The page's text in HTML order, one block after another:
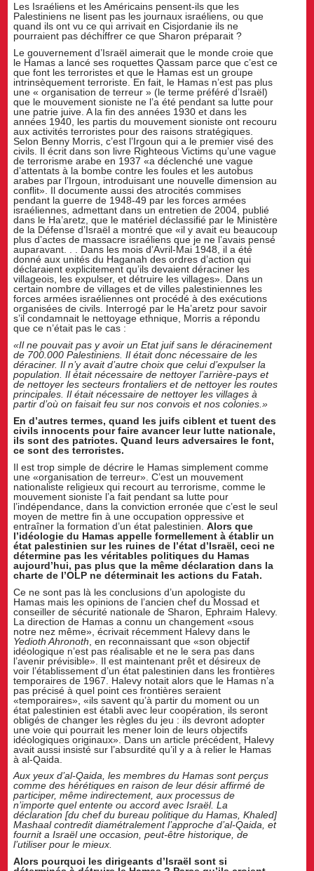
Les Israéliens et les Américains pensent-ils que les
Palestiniens ne lisent pas les journaux israéliens, ou que
quand ils ont vu ce qui arrivait en Cisjordanie ils ne
pourraient pas déchiffrer ce que Sharon préparait ?
Le gouvernement d’Israël aimerait que le monde croie que
le Hamas a lancé ses roquettes Qassam parce que c’est ce
que font les terroristes et que le Hamas est un groupe
intrinsèquement terroriste. En fait, le Hamas n’est pas plus
une « organisation de terreur » (le terme préféré d’Israël)
que le mouvement sioniste ne l’a été pendant sa lutte pour
une patrie juive. A la fin des années 1930 et dans les
années 1940, les partis du mouvement sioniste ont recouru
aux activités terroristes pour des raisons stratégiques.
Selon Benny Morris, c’est l’Irgoun qui a le premier visé des
civils. Il écrit dans son livre Righteous Victims qu’une vague
de terrorisme arabe en 1937 «a déclenché une vague
d’attentats à la bombe contre les foules et les autobus
arabes par l’Irgoun, introduisant une nouvelle dimension au
conflit». Il documente aussi des atrocités commises
pendant la guerre de 1948-49 par les forces armées
israéliennes, admettant dans un entretien de 2004, publié
dans le Ha’aretz, que le matériel déclassifié par le Ministère
de la Défense d’Israël a montré que «il y avait eu beaucoup
plus d’actes de massacre israéliens que je ne l’avais pensé
auparavant. . . Dans les mois d’Avril-Mai 1948, il a été
donné aux unités du Haganah des ordres d’action qui
déclaraient explicitement qu’ils devaient déraciner les
villageois, les expulser, et détruire les villages». Dans un
certain nombre de villages et de villes palestiniennes les
forces armées israéliennes ont procédé à des exécutions
organisées de civils. Interrogé par le Ha’aretz pour savoir
s’il condamnait le nettoyage ethnique, Morris a répondu
que ce n’était pas le cas :
«Il ne pouvait pas y avoir un Etat juif sans le déracinement
de 700.000 Palestiniens. Il était donc nécessaire de les
déraciner. Il n’y avait d’autre choix que celui d’expulser la
population. Il était nécessaire de nettoyer l’arrière-pays et
de nettoyer les secteurs frontaliers et de nettoyer les routes
principales. Il était nécessaire de nettoyer les villages à
partir d’où on faisait feu sur nos convois et nos colonies.»
En d’autres termes, quand les juifs ciblent et tuent des
civils innocents pour faire avancer leur lutte nationale,
ils sont des patriotes. Quand leurs adversaires le font,
ce sont des terroristes.
Il est trop simple de décrire le Hamas simplement comme
une «organisation de terreur». C’est un mouvement
nationaliste religieux qui recourt au terrorisme, comme le
mouvement sioniste l’a fait pendant sa lutte pour
l’indépendance, dans la conviction erronée que c’est le seul
moyen de mettre fin à une occupation oppressive et
entraîner la formation d’un état palestinien.Alors que
l’idéologie du Hamas appelle formellement à établir un
état palestinien sur les ruines de l’état d’Israël, ceci ne
détermine pas les véritables politiques du Hamas
aujourd’hui, pas plus que la même déclaration dans la
charte de l’OLP ne déterminait les actions du Fatah.
Ce ne sont pas là les conclusions d’un apologiste du
Hamas mais les opinions de l’ancien chef du Mossad et
conseiller de sécurité nationale de Sharon, Ephraim Halevy.
La direction de Hamas a connu un changement «sous
notre nez même», écrivait récemment Halevy dans le
Yedioth Ahronoth , en reconnaissant que «son objectif
idéologique n’est pas réalisable et ne le sera pas dans
l’avenir prévisible». Il est maintenant prêt et désireux de
voir l’établissement d’un état palestinien dans les frontières
temporaires de 1967. Halevy notait alors que le Hamas n’a
pas précisé à quel point ces frontières seraient
«temporaires», «ils savent qu’à partir du moment ou un
état palestinien est établi avec leur coopération, ils seront
obligés de changer les règles du jeu : ils devront adopter
une voie qui pourrait les mener loin de leurs objectifs
idéologiques originaux». Dans un article précédent, Halevy
avait aussi insisté sur l’absurdité qu’il y a à relier le Hamas
à al-Qaida.
Aux yeux d’al-Qaida, les membres du Hamas sont perçus
comme des hérétiques en raison de leur désir affirmé de
participer, même indirectement, aux processus de
n’importe quel entente ou accord avec Israël. La
déclaration [du chef du bureau politique du Hamas, Khaled]
Mashaal contredit diamétralement l’approche d’al-Qaida, et
fournit a Israël une occasion, peut-être historique, de
l’utiliser pour le mieux.
Alors pourquoi les dirigeants d’Israël sont si